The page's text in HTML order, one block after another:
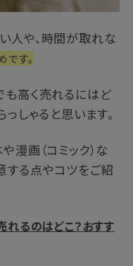
人や、時間が取れな
す。
も高く売れるにはど
しゃると思います。
漫画（コミック）な
する点やコツをご紹
れるのはどこ？おすす